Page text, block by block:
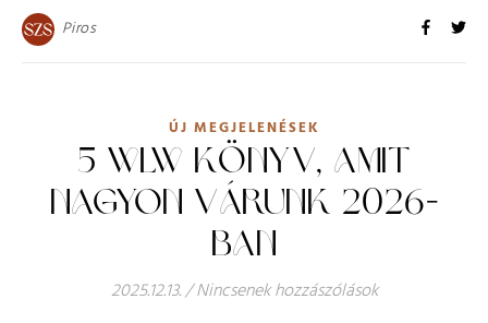
Piros
ÚJ MEGJELENÉSEK
5 WLW KÖNYV, AMIT
NAGYON VÁRUNK 2026-
BAN
2025.12.13./ Nincsenek hozzászólások